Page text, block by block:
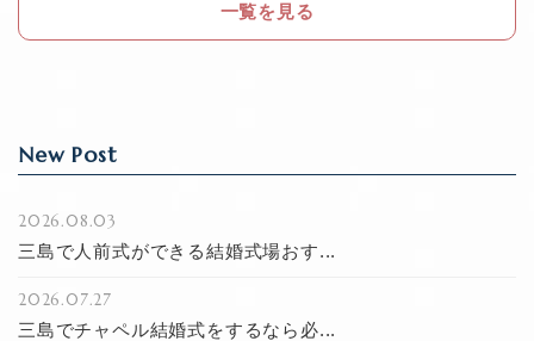
k
一覧を見る
New Post
2026.08.03
三島で人前式ができる結婚式場おす...
2026.07.27
三島でチャペル結婚式をするなら必...